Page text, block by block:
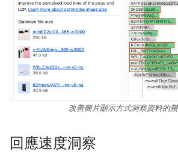
改善圖片顯示方式洞察資料的
回應速度洞察